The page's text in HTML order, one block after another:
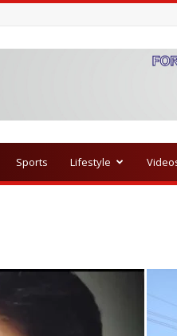
Sports Lifestyle